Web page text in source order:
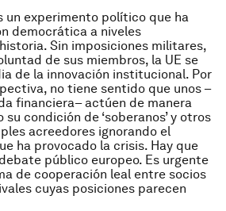
un experimento político que ha
democrática a niveles
Sin imposiciones militares,
de sus miembros, la UE se
de la innovación institucional. Por
no tiene sentido que unos –
financiera– actúen de manera
condición de ‘soberanos’ y otros
acreedores ignorando el
ha provocado la crisis. Hay que
público europeo. Es urgente
de cooperación leal entre socios
cuyas posiciones parecen